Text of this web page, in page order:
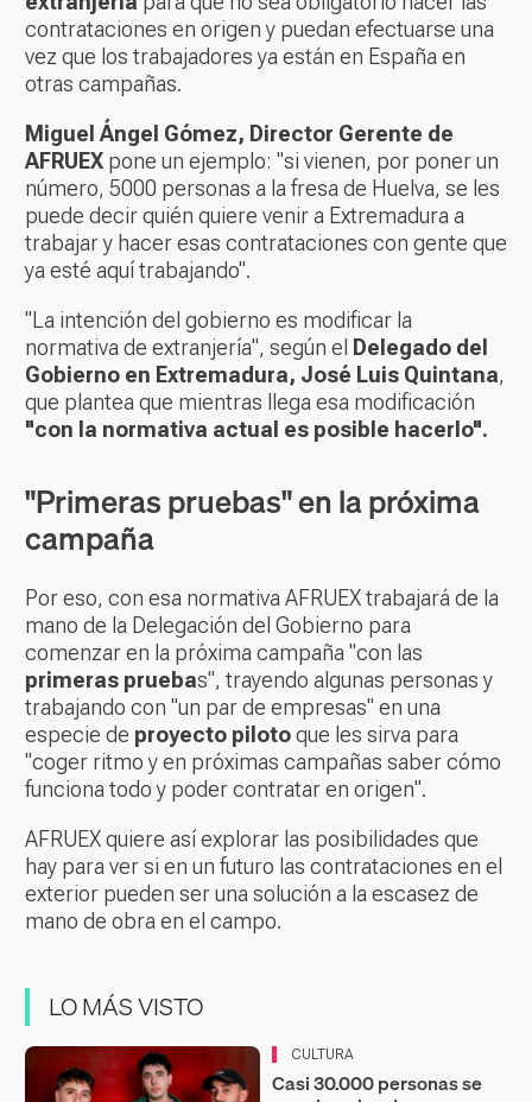
contrataciones en origen y puedan efectuarse una
vez que los trabajadores ya están en España en
otras campañas.
Miguel Ángel Gómez, Director Gerente de
AFRUEX pone un ejemplo: "si vienen, por poner un
número, 5000 personas a la fresa de Huelva, se les
puede decir quién quiere venir a Extremadura a
trabajar y hacer esas contrataciones con gente que
ya esté aquí trabajando".
"La intención del gobierno es modificar la
normativa de extranjería", según el Delegado del
Gobierno en Extremadura, José Luis Quintana,
que plantea que mientras llega esa modificación
"con la normativa actual es posible hacerlo".
"Primeras pruebas" en la próxima
campaña
Por eso, con esa normativa AFRUEX trabajará de la
mano de la Delegación del Gobierno para
comenzar en la próxima campaña "con las
primeras pruebas", trayendo algunas personas y
trabajando con "un par de empresas" en una
especie de proyecto pilotoque les sirva para
"coger ritmo y en próximas campañas saber cómo
funciona todo y poder contratar en origen".
AFRUEX quiere así explorar las posibilidades que
hay para ver si en un futuro las contrataciones en el
exterior pueden ser una solución a la escasez de
mano de obra en el campo.
LO MÁS VISTO
CULTURA
Casi 30.000 personas se